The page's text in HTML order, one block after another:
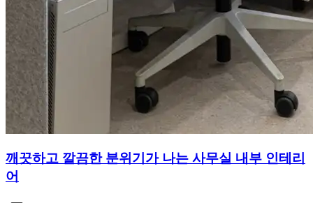
깨끗하고 깔끔한 분위기가 나는 사무실 내부 인테리
어